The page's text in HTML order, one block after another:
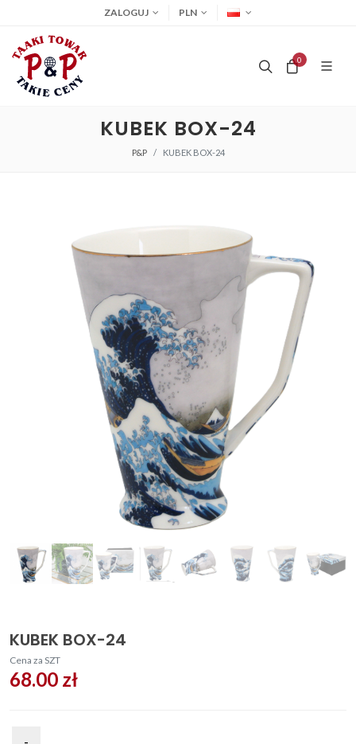
ZALOGUJ PLN
0
KUBEK BOX-24
P&P KUBEK BOX-24
KUBEK BOX-24
Cena za SZT
68.00 zł